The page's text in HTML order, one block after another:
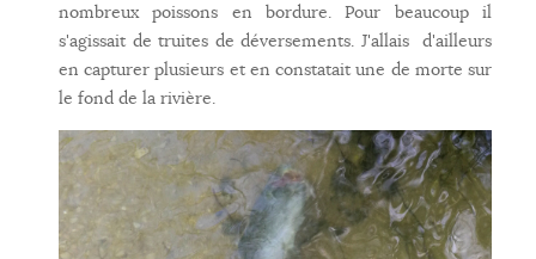
nombreux poissons en bordure. Pour beaucoup il
s'agissait de truites de déversements. J'allais d'ailleurs
en capturer plusieurs et en constatait une de morte sur
le fond de la rivière.